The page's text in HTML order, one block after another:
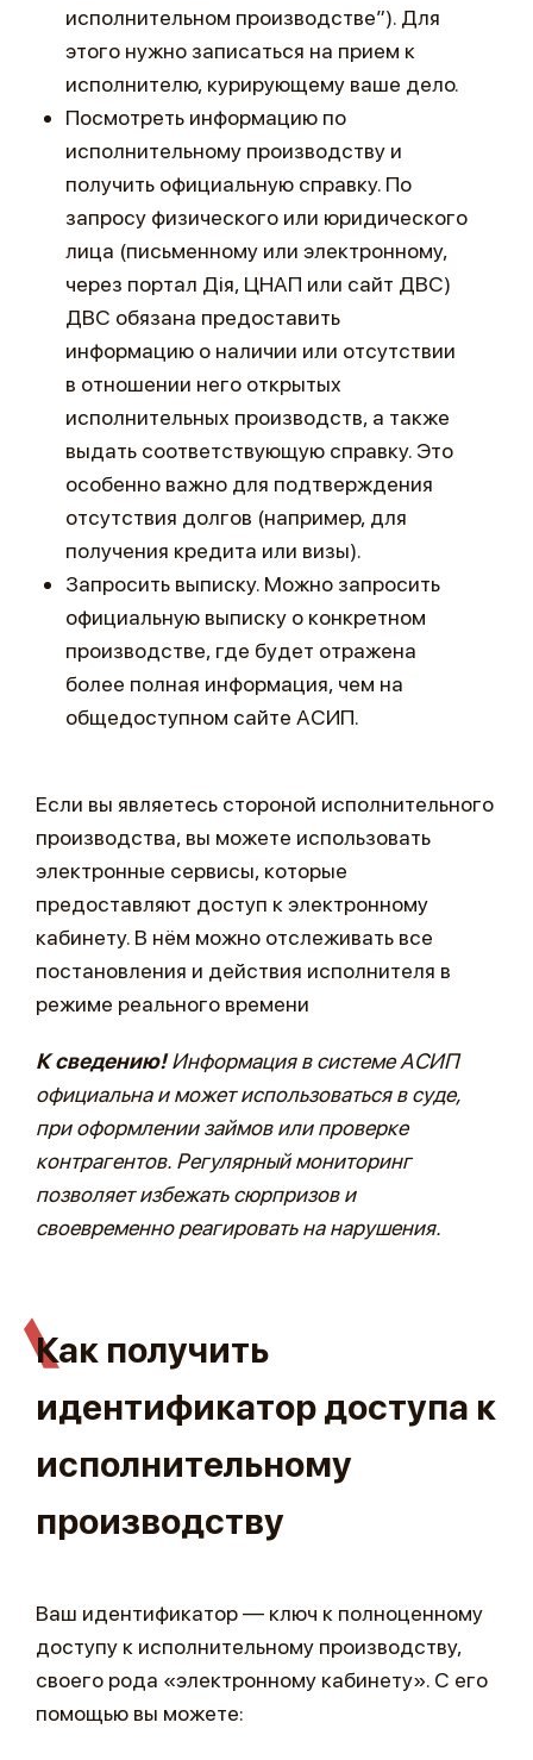
исполнительном производстве”). Для
этого нужно записаться на прием к
исполнителю, курирующему ваше дело.
Посмотреть информацию по
исполнительному производству и
получить официальную справку. По
запросу физического или юридического
лица (письменному или электронному,
через портал Дія, ЦНАП или сайт ДВС)
ДВС обязана предоставить
информацию о наличии или отсутствии
в отношении него открытых
исполнительных производств, а также
выдать соответствующую справку. Это
особенно важно для подтверждения
отсутствия долгов (например, для
получения кредита или визы).
Запросить выписку. Можно запросить
официальную выписку о конкретном
производстве, где будет отражена
более полная информация, чем на
общедоступном сайте АСИП.
Если вы являетесь стороной исполнительного
производства, вы можете использовать
электронные сервисы, которые
предоставляют доступ к электронному
кабинету. В нём можно отслеживать все
постановления и действия исполнителя в
режиме реального времени
К сведению!Информация в системе АСИП
официальна и может использоваться в суде,
при оформлении займов или проверке
контрагентов. Регулярный мониторинг
позволяет избежать сюрпризов и
своевременно реагировать на нарушения.
Как получить
идентификатор доступа к
исполнительному
производству
Ваш идентификатор — ключ к полноценному
доступу к исполнительному производству,
своего рода «электронному кабинету». С его
помощью вы можете: